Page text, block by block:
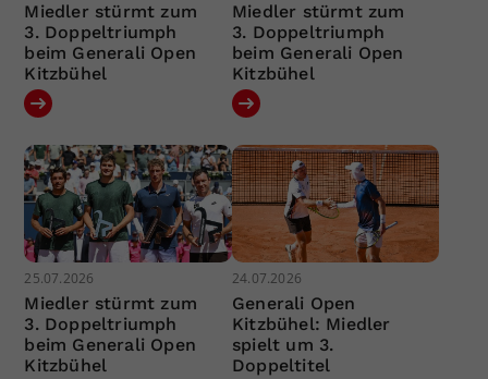
Miedler stürmt zum
3. Doppeltriumph
beim Generali Open
Kitzbühel
Miedler stürmt zum
3. Doppeltriumph
beim Generali Open
Kitzbühel
25.07.2026
Miedler stürmt zum
3. Doppeltriumph
beim Generali Open
Kitzbühel
24.07.2026
Generali Open
Kitzbühel: Miedler
spielt um 3.
Doppeltitel